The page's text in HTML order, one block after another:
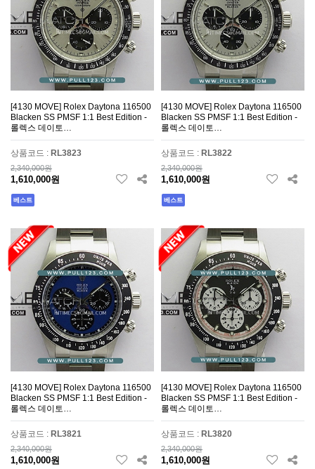
[4130 MOVE] Rolex Daytona 116500
Blacken SS PMSF 1:1 Best Edition -
롤렉스 데이토…
상품코드 : RL3823
2,340,000원
1,610,000원
베스트
[4130 MOVE] Rolex Daytona 116500
Blacken SS PMSF 1:1 Best Edition -
롤렉스 데이토…
상품코드 : RL3822
2,340,000원
1,610,000원
베스트
[4130 MOVE] Rolex Daytona 116500
Blacken SS PMSF 1:1 Best Edition -
롤렉스 데이토…
상품코드 : RL3821
2,340,000원
1,610,000원
[4130 MOVE] Rolex Daytona 116500
Blacken SS PMSF 1:1 Best Edition -
롤렉스 데이토…
상품코드 : RL3820
2,340,000원
1,610,000원